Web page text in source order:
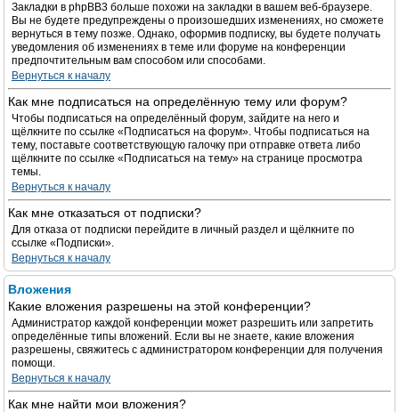
Закладки в phpBB3 больше похожи на закладки в вашем веб-браузере.
Вы не будете предупреждены о произошедших изменениях, но сможете
вернуться в тему позже. Однако, оформив подписку, вы будете получать
уведомления об изменениях в теме или форуме на конференции
предпочтительным вам способом или способами.
Вернуться к началу
Как мне подписаться на определённую тему или форум?
Чтобы подписаться на определённый форум, зайдите на него и
щёлкните по ссылке «Подписаться на форум». Чтобы подписаться на
тему, поставьте соответствующую галочку при отправке ответа либо
щёлкните по ссылке «Подписаться на тему» на странице просмотра
темы.
Вернуться к началу
Как мне отказаться от подписки?
Для отказа от подписки перейдите в личный раздел и щёлкните по
ссылке «Подписки».
Вернуться к началу
Вложения
Какие вложения разрешены на этой конференции?
Администратор каждой конференции может разрешить или запретить
определённые типы вложений. Если вы не знаете, какие вложения
разрешены, свяжитесь с администратором конференции для получения
помощи.
Вернуться к началу
Как мне найти мои вложения?